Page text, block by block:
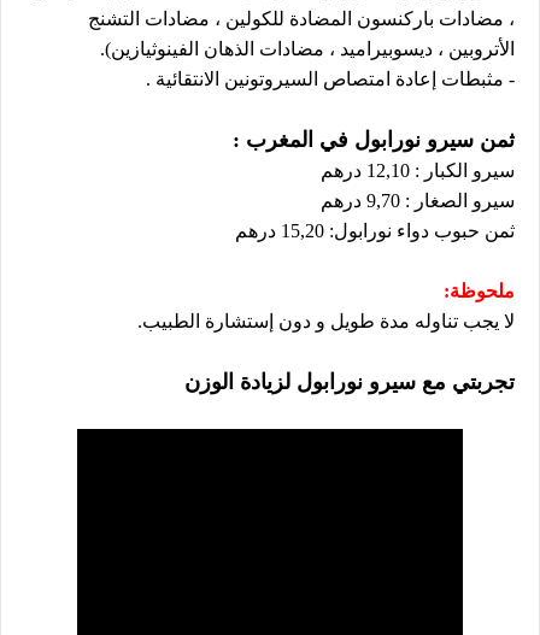
، مضادات باركنسون المضادة للكولين ، مضادات التشنج
الأتروبين ، ديسوبيراميد ، مضادات الذهان الفينوثيازين).
- مثبطات إعادة امتصاص السيروتونين الانتقائية .
ثمن سيرو نورابول في المغرب :
سيرو الكبار : 12,10 درهم
سيرو الصغار : 9,70 درهم
ثمن حبوب دواء نورابول: 15,20 درهم
ملحوظة:
لا يجب تناوله مدة طويل و دون إستشارة الطبيب.
تجربتي مع سيرو نورابول لزيادة الوزن